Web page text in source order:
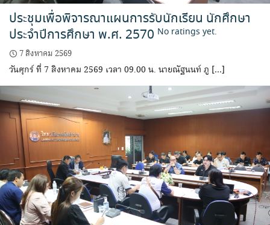
ประชุมเพื่อพิจารณาแผนการรับนักเรียน นักศึกษา
ประจำปีการศึกษา พ.ศ. 2570 No ratings yet.
7 สิงหาคม 2569
วันศุกร์ ที่ 7 สิงหาคม 2569 เวลา 09.00 น. นายณัฐนนท์ ภู […]